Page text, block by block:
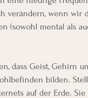
verändern, wenn wir
(sowohl mental als
dass Geist, Gehirn
bilden.
auf der Erde.